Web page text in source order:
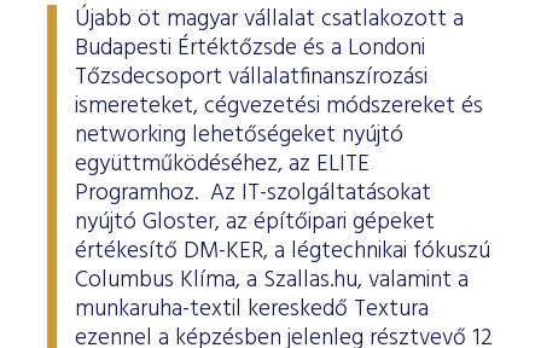
Újabb öt magyar vállalat csatlakozott a
Budapesti Értéktőzsde és a Londoni
Tőzsdecsoport vállalatfinanszírozási
ismereteket, cégvezetési módszereket és
networking lehetőségeket nyújtó
együttműködéséhez, az ELITE
Programhoz. Az IT-szolgáltatásokat
nyújtó Gloster, az építőipari gépeket
értékesítő DM-KER, a légtechnikai fókuszú
Columbus Klíma, a Szallas.hu, valamint a
munkaruha-textil kereskedő Textura
ezennel a képzésben jelenleg résztvevő 12